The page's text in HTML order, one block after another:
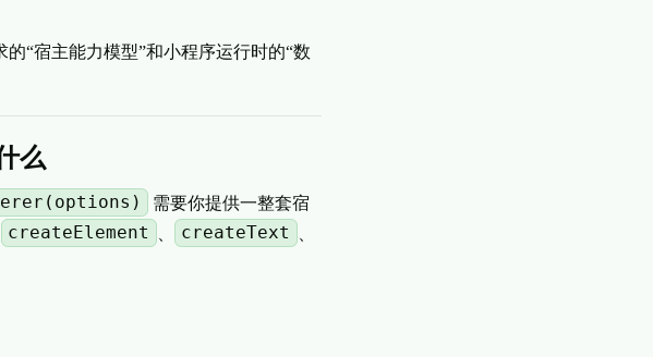
“宿主能力模型”和小程序运行时的“数
么
需要你提供一整套宿
createElement createText